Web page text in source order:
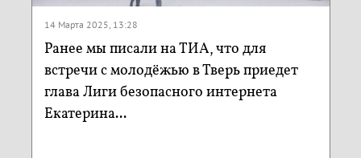
14 Марта 2025, 13:28
Ранее мы писали на ТИА, что для
встречи с молодёжью в Тверь приедет
глава Лиги безопасного интернета
Екатерина...